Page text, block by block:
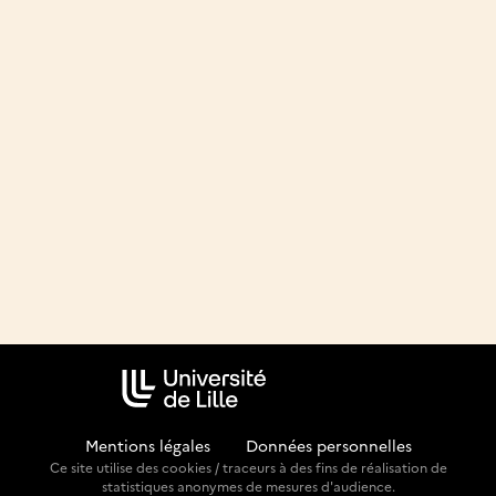
Mentions légales Données personnelles
Ce site utilise des cookies / traceurs à des fins de réalisation de
statistiques anonymes de mesures d'audience.